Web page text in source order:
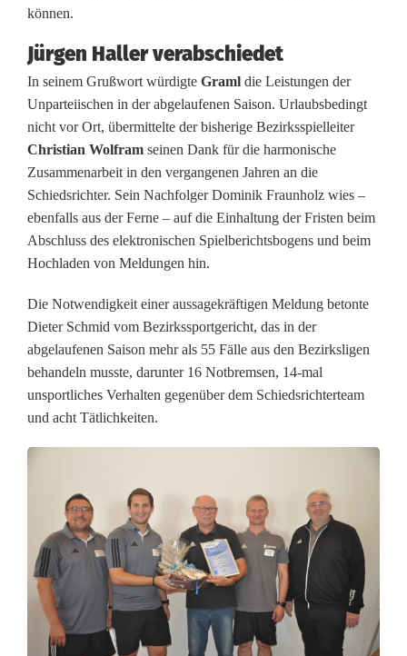
i
r
k
s
l
i
g
a
-
S
c
h
r
können.
Jürgen Hallerverabschiedet
In seinem Grußwort würdigte Graml die Leistungen der
Unparteiischen in der abgelaufenen Saison. Urlaubsbedingt
nicht vor Ort, übermittelte der bisherige Bezirksspielleiter
Christian Wolfram seinen Dank für die harmonische
Zusammenarbeit in den vergangenen Jahren an die
Schiedsrichter. Sein Nachfolger Dominik Fraunholz wies –
ebenfalls aus der Ferne – auf die Einhaltung der Fristen beim
Abschluss des elektronischen Spielberichtsbogens und beim
Hochladen von Meldungen hin.
Die Notwendigkeit einer aussagekräftigen Meldung betonte
Dieter Schmid vom Bezirkssportgericht, das in der
abgelaufenen Saison mehr als 55 Fälle aus den Bezirksligen
behandeln musste, darunter 16 Notbremsen, 14-mal
unsportliches Verhalten gegenüber dem Schiedsrichterteam
und acht Tätlichkeiten.